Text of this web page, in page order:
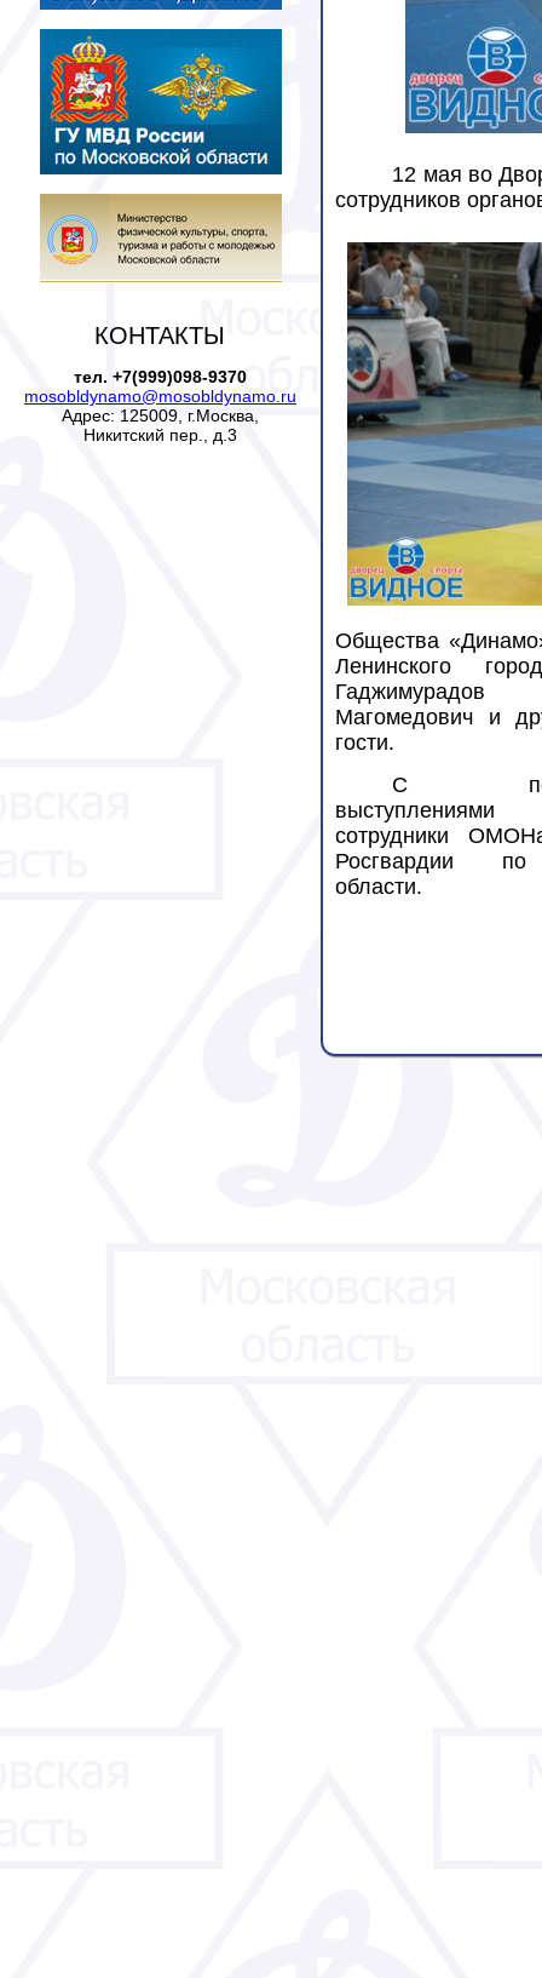
КОНТАКТЫ
тел. +7(999)098-9370
mosobldynamo@mosobldynamo.ru
Адрес: 125009, г.Москва,
Никитский пер., д.3
12 мая во
сотрудников
Общества
Ленинского
Гаджимурадов
Магомедович и
гости.
С
сотрудники
Росгвардии по
области.